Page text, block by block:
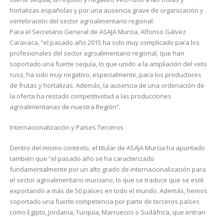
hortalizas españolas y por una ausencia grave de organización y
vertebración del sector agroalimentario regional.
Para el Secretario General de ASAJA Murcia, Alfonso Gálvez
Caravaca, “el pasado año 2015 ha sido muy complicado para los
profesionales del sector agroalimentario regional, que han
soportado una fuerte sequía, lo que unido a la ampliación del veto
ruso, ha sido muy negativo, especialmente, para los productores
de frutas y hortalizas. Además, la ausencia de una ordenación de
la oferta ha restado competitividad a las producciones
agroalimentarias de nuestra Región”.
Internacionalización y Países Terceros
Dentro del mismo contexto, el titular de ASAJA Murcia ha apuntado
también que “el pasado año se ha caracterizado
fundamentalmente por un alto grado de internacionalización para
el sector agroalimentario murciano, lo que se traduce que se esté
exportando a más de 50 países en todo el mundo. Además, hemos
soportado una fuerte competencia por parte de terceros países
como Egipto, Jordania, Turquía, Marruecos o Sudáfrica, que entran